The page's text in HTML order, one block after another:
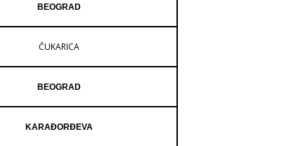
BEOGRAD
ČUKARICA
BEOGRAD
KARAĐORĐEVA